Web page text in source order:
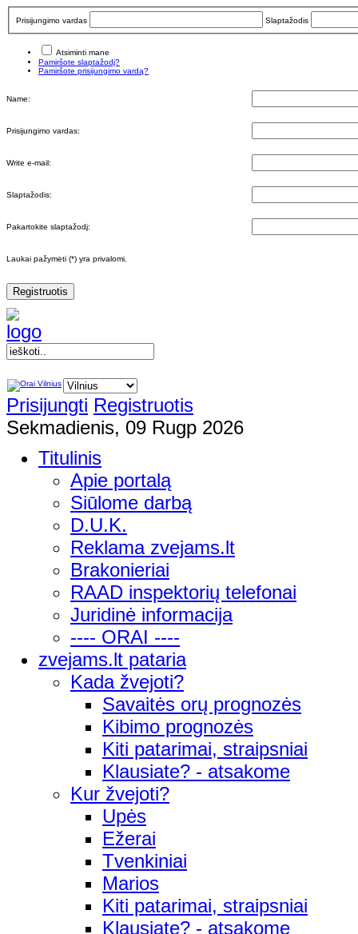
Prisijungimo vardas Slaptažodis
Atsiminti mane
Pamiršote slaptažodį?
Pamiršote prisijungimo vardą?
Name:
Prisijungimo vardas:
Write e-mail:
Slaptažodis:
Pakartokite slaptažodį:
Laukai pažymėti (*) yra privalomi.
Registruotis
Prisijungti Registruotis
Sekmadienis, 09 Rugp 2026
Titulinis
Apie portalą
Siūlome darbą
D.U.K.
Reklama zvejams.lt
Brakonieriai
RAAD inspektorių telefonai
Juridinė informacija
---- ORAI ----
zvejams.lt pataria
Kada žvejoti?
Savaitės orų prognozės
Kibimo prognozės
Kiti patarimai, straipsniai
Klausiate? - atsakome
Kur žvejoti?
Upės
Ežerai
Tvenkiniai
Marios
Kiti patarimai, straipsniai
Klausiate? - atsakome